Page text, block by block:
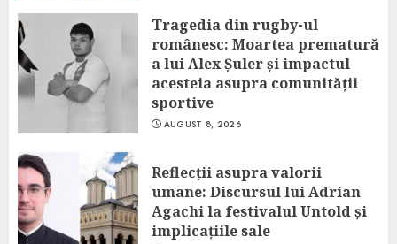
Tragedia din rugby-ul
românesc: Moartea prematură
a lui Alex Șuler și impactul
acesteia asupra comunității
sportive
AUGUST 8, 2026
Reflecții asupra valorii
umane: Discursul lui Adrian
Agachi la festivalul Untold și
implicațiile sale